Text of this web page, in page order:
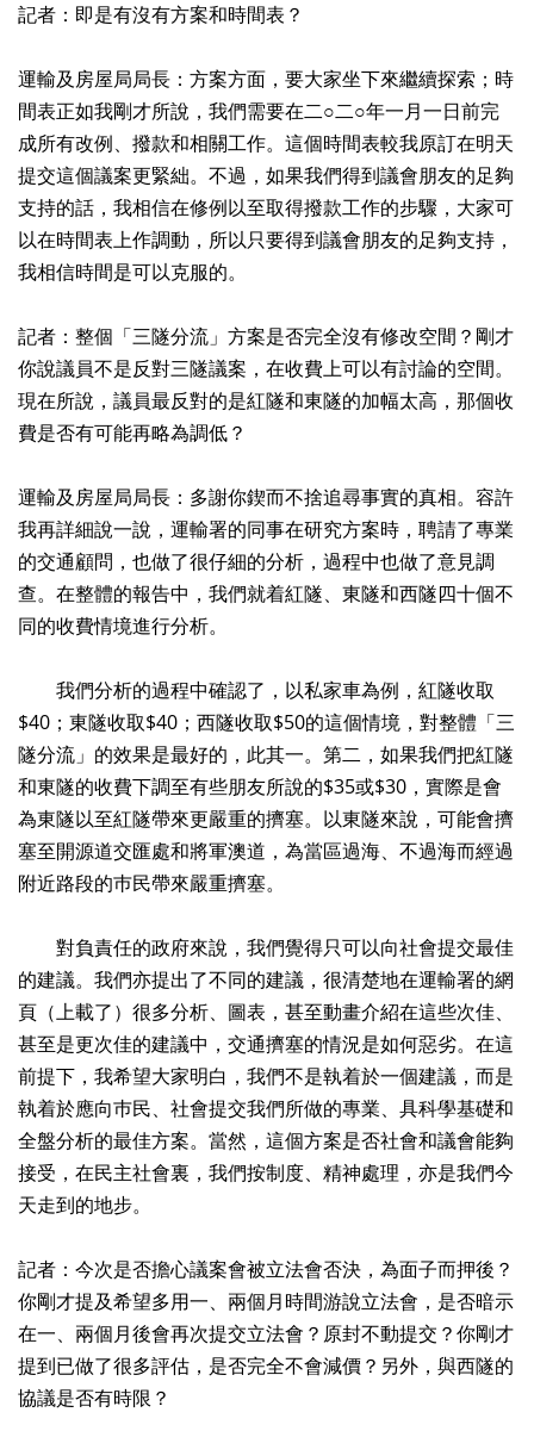
記者：即是有沒有方案和時間表？
運輸及房屋局局長：方案方面，要大家坐下來繼續探索；時
間表正如我剛才所說，我們需要在二○二○年一月一日前完
成所有改例、撥款和相關工作。這個時間表較我原訂在明天
提交這個議案更緊絀。不過，如果我們得到議會朋友的足夠
支持的話，我相信在修例以至取得撥款工作的步驟，大家可
以在時間表上作調動，所以只要得到議會朋友的足夠支持，
我相信時間是可以克服的。
記者：整個「三隧分流」方案是否完全沒有修改空間？剛才
你說議員不是反對三隧議案，在收費上可以有討論的空間。
現在所說，議員最反對的是紅隧和東隧的加幅太高，那個收
費是否有可能再略為調低？
運輸及房屋局局長：多謝你鍥而不捨追尋事實的真相。容許
我再詳細說一說，運輸署的同事在研究方案時，聘請了專業
的交通顧問，也做了很仔細的分析，過程中也做了意見調
查。在整體的報告中，我們就着紅隧、東隧和西隧四十個不
同的收費情境進行分析。
我們分析的過程中確認了，以私家車為例，紅隧收取
$40；東隧收取$40；西隧收取$50的這個情境，對整體「三
隧分流」的效果是最好的，此其一。第二，如果我們把紅隧
和東隧的收費下調至有些朋友所說的$35或$30，實際是會
為東隧以至紅隧帶來更嚴重的擠塞。以東隧來說，可能會擠
塞至開源道交匯處和將軍澳道，為當區過海、不過海而經過
附近路段的巿民帶來嚴重擠塞。
對負責任的政府來說，我們覺得只可以向社會提交最佳
的建議。我們亦提出了不同的建議，很清楚地在運輸署的網
頁（上載了）很多分析、圖表，甚至動畫介紹在這些次佳、
甚至是更次佳的建議中，交通擠塞的情況是如何惡劣。在這
前提下，我希望大家明白，我們不是執着於一個建議，而是
執着於應向巿民、社會提交我們所做的專業、具科學基礎和
全盤分析的最佳方案。當然，這個方案是否社會和議會能夠
接受，在民主社會裏，我們按制度、精神處理，亦是我們今
天走到的地步。
記者：今次是否擔心議案會被立法會否決，為面子而押後？
你剛才提及希望多用一、兩個月時間游說立法會，是否暗示
在一、兩個月後會再次提交立法會？原封不動提交？你剛才
提到已做了很多評估，是否完全不會減價？另外，與西隧的
協議是否有時限？